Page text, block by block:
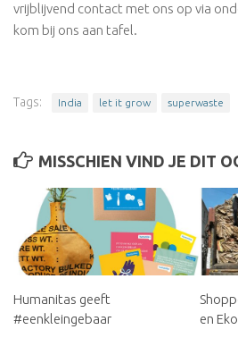
vrijblijvend contact met ons op via
kom bij ons aan tafel.
Tags: India let it grow superwaste
MISSCHIEN VIND JE DIT
Humanitas geeft
#eenkleingebaar
en